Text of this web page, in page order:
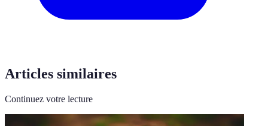
Articles similaires
Continuez votre lecture